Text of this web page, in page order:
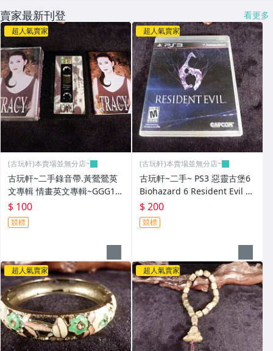
賣家最新刊登 看更多
超人氣賣家
(古玩軒)本賣場並無分店~
古玩軒~二手錄音帶.黃鶯鶯英
文專輯 情畫英文專輯~GGG10
1
$ 100
競標
超人氣賣家
(古玩軒)本賣場並無分店~
古玩軒~二手~ PS3 惡靈古堡6
Biohazard 6 Resident Evil 6
-英文~GGG100
$ 200
競標
超人氣賣家 超人氣賣家